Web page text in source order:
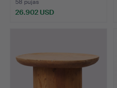
58 pujas
26.902 USD